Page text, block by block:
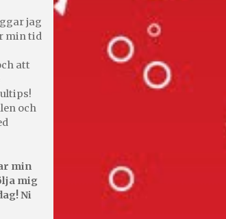
jag
min tid
att
och
min
mig
Ni